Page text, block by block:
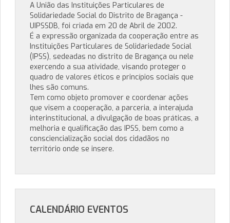
A União das Instituições Particulares de
Solidariedade Social do Distrito de Bragança -
UIPSSDB, foi criada em 20 de Abril de 2002.
É a expressão organizada da cooperação entre as
Instituições Particulares de Solidariedade Social
(IPSS), sedeadas no distrito de Bragança ou nele
exercendo a sua atividade, visando proteger o
quadro de valores éticos e princípios sociais que
lhes são comuns.
Tem como objeto promover e coordenar ações
que visem a cooperação, a parceria, a interajuda
interinstitucional, a divulgação de boas práticas, a
melhoria e qualificação das IPSS, bem como a
consciencialização social dos cidadãos no
território onde se insere.
CALENDÁRIO EVENTOS